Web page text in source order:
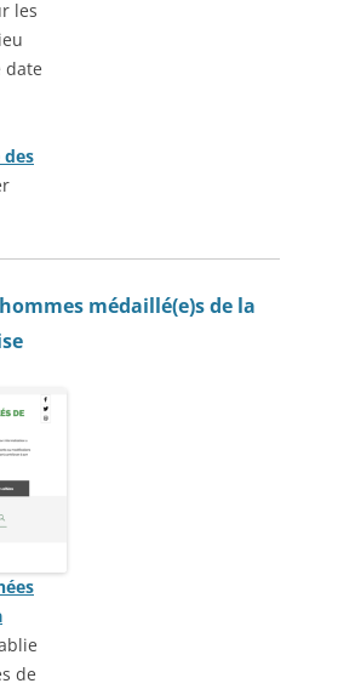
les
date
des
médaillé(e)s de la
de